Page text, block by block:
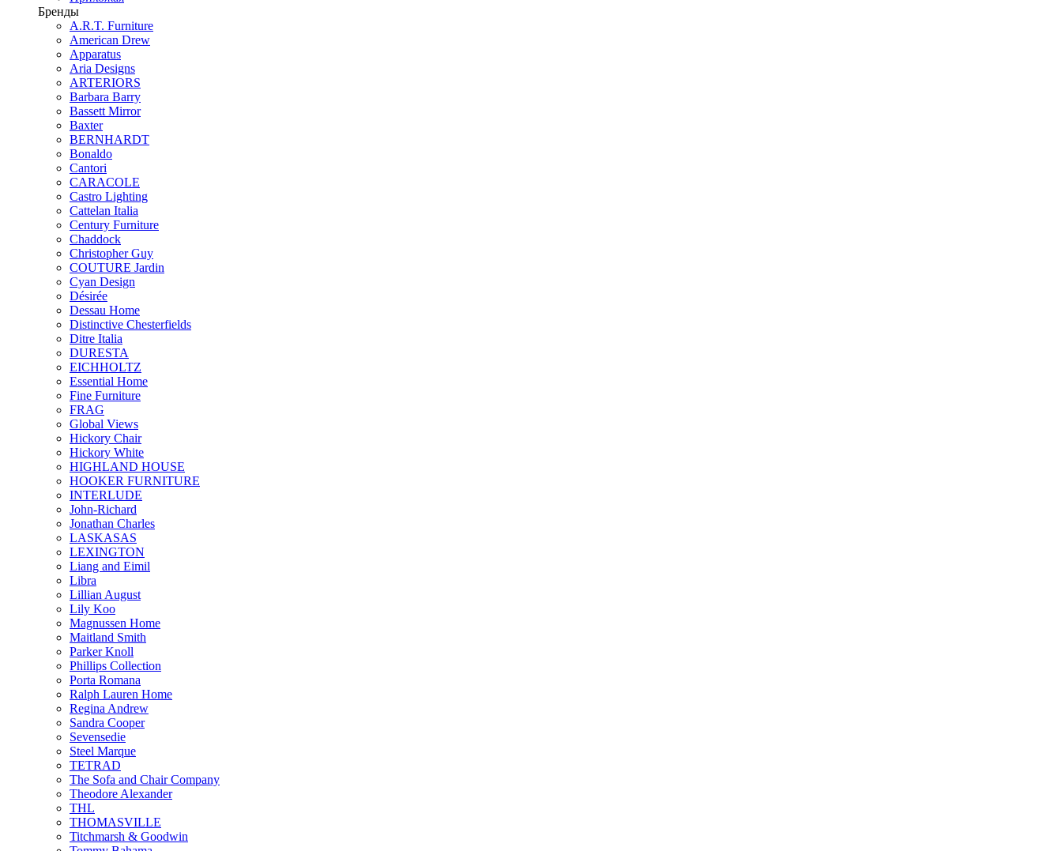
Бренды
A.R.T. Furniture
American Drew
Apparatus
Aria Designs
ARTERIORS
Barbara Barry
Bassett Mirror
Baxter
BERNHARDT
Bonaldo
Cantori
CARACOLE
Castro Lighting
Cattelan Italia
Century Furniture
Chaddock
Christopher Guy
COUTURE Jardin
Cyan Design
Désirée
Dessau Home
Distinctive Chesterfields
Ditre Italia
DURESTA
EICHHOLTZ
Essential Home
Fine Furniture
FRAG
Global Views
Hickory Chair
Hickory White
HIGHLAND HOUSE
HOOKER FURNITURE
INTERLUDE
John-Richard
Jonathan Charles
LASKASAS
LEXINGTON
Liang and Eimil
Libra
Lillian August
Lily Koo
Magnussen Home
Maitland Smith
Parker Knoll
Phillips Collection
Porta Romana
Ralph Lauren Home
Regina Andrew
Sandra Cooper
Sevensedie
Steel Marque
TETRAD
The Sofa and Chair Company
Theodore Alexander
THL
THOMASVILLE
Titchmarsh & Goodwin